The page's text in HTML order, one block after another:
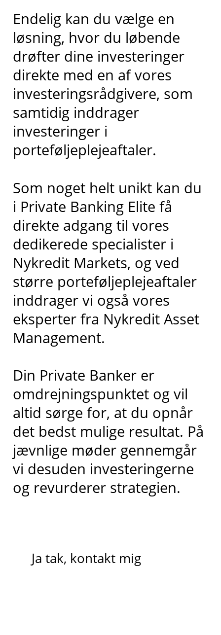
Endelig kan du vælge en
løsning, hvor du løbende
drøfter dine investeringer
direkte med en af vores
investeringsrådgivere, som
samtidig inddrager
investeringer i
porteføljeplejeaftaler.
Som noget helt unikt kan du
i Private Banking Elite få
direkte adgang til vores
dedikerede specialister i
Nykredit Markets, og ved
større porteføljeplejeaftaler
inddrager vi også vores
eksperter fra Nykredit Asset
Management.
Din Private Banker er
omdrejningspunktet og vil
altid sørge for, at du opnår
det bedst mulige resultat. På
jævnlige møder gennemgår
vi desuden investeringerne
og revurderer strategien.
Ja tak, kontakt mig